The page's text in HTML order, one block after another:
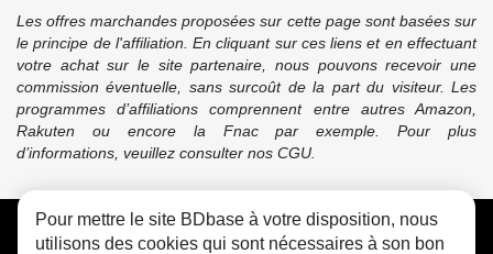
Les offres marchandes proposées sur cette page sont basées sur
le principe de l'affiliation. En cliquant sur ces liens et en effectuant
votre achat sur le site partenaire, nous pouvons recevoir une
commission éventuelle, sans surcoût de la part du visiteur. Les
programmes d’affiliations comprennent entre autres Amazon,
Rakuten ou encore la Fnac par exemple. Pour plus
d’informations, veuillez consulter nos CGU.
CGU FAQ Contact Cookies
Pour mettre le site BDbase à votre disposition, nous
utilisons des cookies qui sont nécessaires à son bon